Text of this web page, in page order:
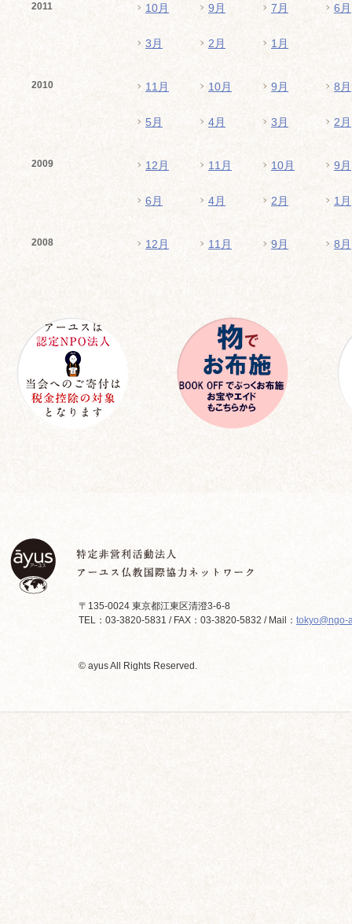
2011 10月 9月 7月 6月
3月 2月 1月
2010 11月 10月 9月 8月
5月 4月 3月 2月
2009 12月 11月 10月 9月
6月 4月 2月 1月
2008 12月 11月 9月 8月
〒135-0024 東京都江東区清澄3-6-8
TEL：03-3820-5831 / FAX：03-3820-5832 / Mail： tokyo@ngo-
© ayus All Rights Reserved.